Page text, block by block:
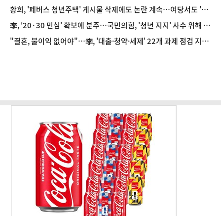
황희, '폐버스 청년주택' 게시물 삭제에도 논란 계속…여당서도 '내
로남불' 비판
李, '20·30 민심' 확보에 분주…국민의힘, '청년 지지' 사수 위해 李
견제 사활
"결혼, 불이익 없어야"…李, '대출·청약·세제' 22개 과제 점검 지